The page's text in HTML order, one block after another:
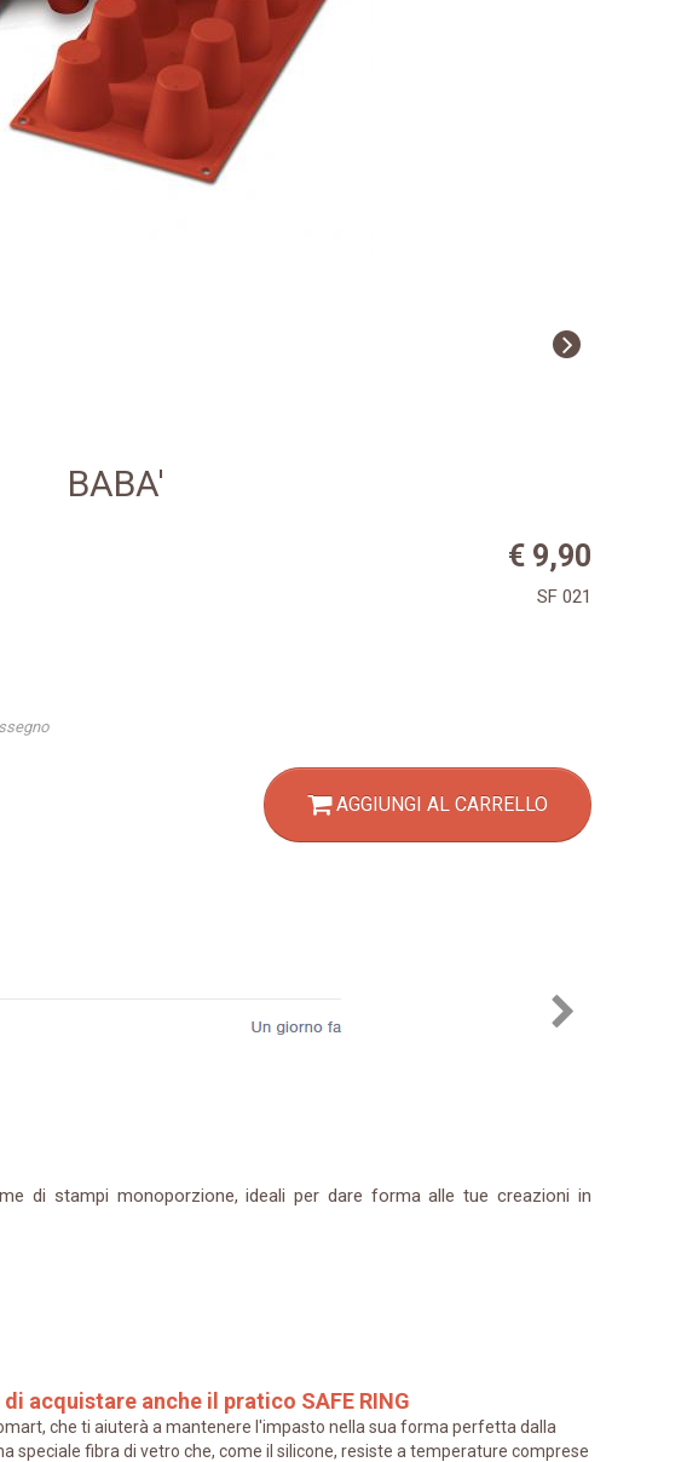
BABA'
€ 9,90
SF 021
AGGIUNGI AL CARRELLO
di stampi monoporzione, ideali per dare forma alle tue creazioni in
acquistare anche il pratico SAFE RING
che ti aiuterà a mantenere l'impasto nella sua forma perfetta dalla
speciale fibra di vetro che, come il silicone, resiste a temperature comprese